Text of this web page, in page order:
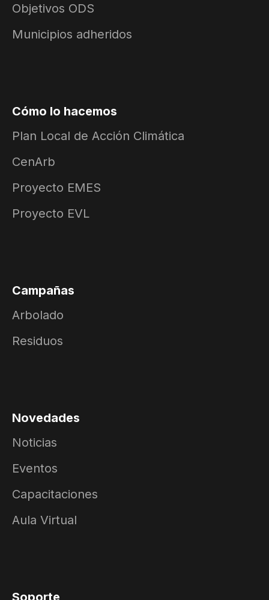
Objetivos ODS
Municipios adheridos
Cómo lo hacemos
Plan Local de Acción Climática
CenArb
Proyecto EMES
Proyecto EVL
Campañas
Arbolado
Residuos
Novedades
Noticias
Eventos
Capacitaciones
Aula Virtual
Soporte